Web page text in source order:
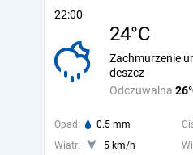
22:00
24°C
Odczuwalna
Zachmurzenie
deszcz
Opad: 0.5 mm
Wiatr:
5 km/h